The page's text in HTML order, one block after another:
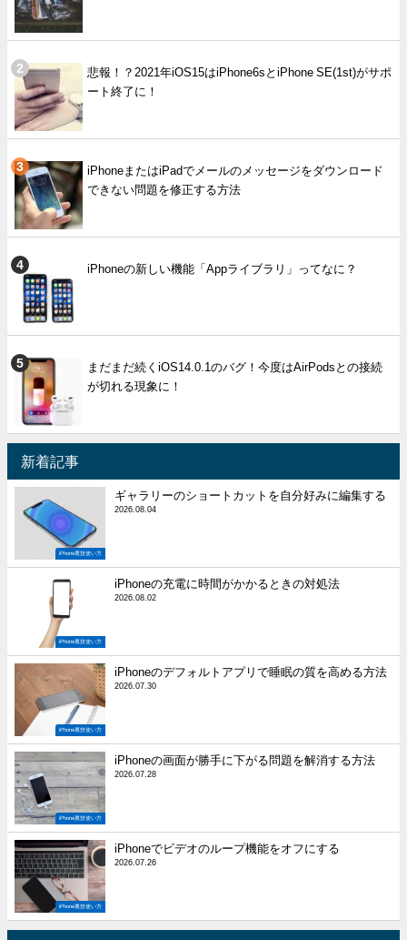
悲報！？2021年iOS15はiPhone6sとiPhone SE(1st)がサポ
ート終了に！
iPhoneまたはiPadでメールのメッセージをダウンロード
できない問題を修正する方法
iPhoneの新しい機能「Appライブラリ」ってなに？
まだまだ続くiOS14.0.1のバグ！今度はAirPodsとの接続
が切れる現象に！
新着記事
iPhone裏技使い方
ギャラリーのショートカットを自分好みに編集する
2026.08.04
iPhone裏技使い方
iPhoneの充電に時間がかかるときの対処法
2026.08.02
iPhone裏技使い方
iPhoneのデフォルトアプリで睡眠の質を高める方法
2026.07.30
iPhone裏技使い方
iPhoneの画面が勝手に下がる問題を解消する方法
2026.07.28
iPhone裏技使い方
iPhoneでビデオのループ機能をオフにする
2026.07.26